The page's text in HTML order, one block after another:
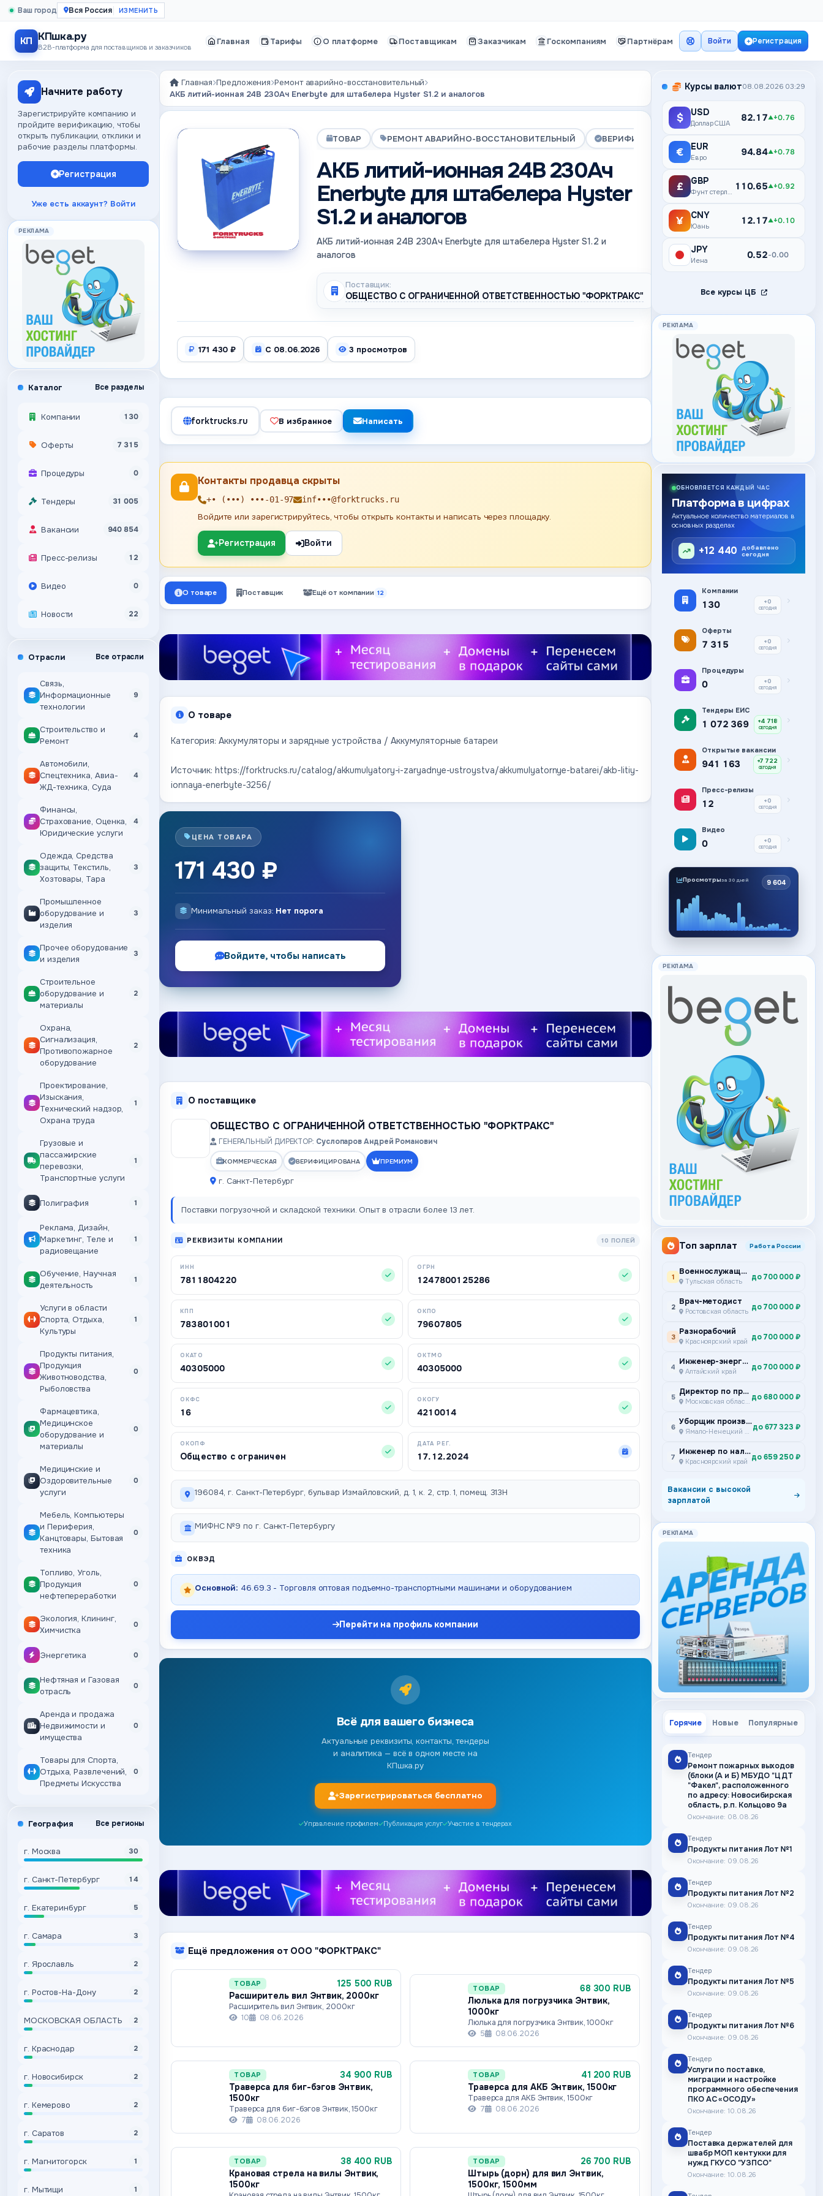
Ваш город Вся Россия
КП КПшка.ру
B2B-платформа для поставщиков и заказчиков
Главная Тарифы О платформе Поставщикам Заказчикам Госкомпаниям Партнёрам Войти Регистрация
Начните работу
Зарегистрируйте компанию и
пройдите верификацию, чтобы
открыть публикации, отклики и
рабочие разделы платформы.
Регистрация
Уже есть аккаунт? Войти
РЕКЛАМА
Каталог Все разделы
Компании 130
Оферты 7 315
Процедуры 0
Тендеры 31 005
Вакансии 940 854
Пресс-релизы 12
Видео 0
Новости 22
Отрасли Все отрасли
Связь,
Информационные
технологии
9
Строительство и
Ремонт
4
Автомобили,
Спецтехника, Авиа-
ЖД-техника, Суда
4
Финансы,
Страхование, Оценка,
Юридические услуги
4
Одежда, Средства
защиты, Текстиль,
Хозтовары, Тара
3
Промышленное
оборудование и
изделия
3
Прочее оборудование
и изделия
3
Строительное
оборудование и
материалы
2
Охрана,
Сигнализация,
Противопожарное
оборудование
2
Проектирование,
Изыскания,
Технический надзор,
Охрана труда
1
Грузовые и
пассажирские
перевозки,
Транспортные услуги
1
Полиграфия 1
Реклама, Дизайн,
Маркетинг, Теле и
радиовещание
1
Обучение, Научная
деятельность
1
Услуги в области
Спорта, Отдыха,
Культуры
1
Продукты питания,
Продукция
Животноводства,
Рыболовства
0
Фармацевтика,
Медицинское
оборудование и
материалы
0
Медицинские и
Оздоровительные
услуги
0
Мебель, Компьютеры
и Периферия,
Канцтовары, Бытовая
техника
0
Топливо, Уголь,
Продукция
нефтепереработки
0
Экология, Клининг,
Химчистка
0
Энергетика 0
Нефтяная и Газовая
отрасль
0
Аренда и продажа
Недвижимости и
имущества
0
Товары для Спорта,
Отдыха, Развлечений,
Предметы Искусства
0
География Все регионы
г. Москва 30
г. Санкт-Петербург 14
г. Екатеринбург 5
г. Самара 3
г. Ярославль 2
г. Ростов-На-Дону 2
МОСКОВСКАЯ ОБЛАСТЬ 2
г. Краснодар 2
г. Новосибирск 2
г. Кемерово 2
г. Саратов 2
г. Магнитогорск 1
г. Мытищи 1
Главная Предложения Ремонт аварийно-восстановительный
АКБ литий-ионная 24В 230Ач Enerbyte для штабелера Hyster S1.2 и аналогов
ТОВАР РЕМОНТ АВАРИЙНО-ВОССТАНОВИТЕЛЬНЫЙ ВЕРИФИЦИРОВАНА
АКБ литий-ионная 24В 230Ач
Enerbyte для штабелера Hyster
S1.2 и аналогов
АКБ литий-ионная 24В 230Ач Enerbyte для штабелера Hyster S1.2 и
аналогов
Поставщик:
ОБЩЕСТВО С ОГРАНИЧЕННОЙ ОТВЕТСТВЕННОСТЬЮ "ФОРКТРАКС"
171 430 ₽ С 08.06.2026 3 просмотров
forktrucks.ru В избранное Написать
Контакты продавца скрыты
+• (•••) •••-01-97 inf•••@forktrucks.ru
Войдите или зарегистрируйтесь, чтобы открыть контакты и написать через площадку.
Регистрация Войти
О товаре Поставщик Ещё от компании 12
О товаре
Категория: Аккумуляторы и зарядные устройства / Аккумуляторные батареи
Источник: https://forktrucks.ru/catalog/akkumulyatory-i-zaryadnye-ustroystva/akkumulyatornye-batarei/akb-litiy-
ionnaya-enerbyte-3256/
ЦЕНА ТОВАРА
171 430 ₽
Минимальный заказ: Нет порога
Войдите, чтобы написать
О поставщике
ОБЩЕСТВО С ОГРАНИЧЕННОЙ ОТВЕТСТВЕННОСТЬЮ "ФОРКТРАКС"
ГЕНЕРАЛЬНЫЙ ДИРЕКТОР: Суслопаров Андрей Романович
КОММЕРЧЕСКАЯ ВЕРИФИЦИРОВАНА ПРЕМИУМ
г. Санкт-Петербург
Поставки погрузочной и складской техники. Опыт в отрасли более 13 лет.
РЕКВИЗИТЫ КОМПАНИИ 10 ПОЛЕЙ
ИНН
7811804220
ОГРН
1247800125286
КПП
783801001
ОКПО
79607805
ОКАТО
40305000
ОКТМО
40305000
ОКФС
16
ОКОГУ
4210014
ОКОПФ
Общество с ограничен
ДАТА РЕГ.
17.12.2024
196084, г. Санкт-Петербург, бульвар Измайловский, д. 1, к. 2, стр. 1, помещ. 313Н
МИФНС №9 по г. Санкт-Петербургу
ОКВЭД
Основной: 46.69.3 - Торговля оптовая подъемно-транспортными машинами и оборудованием
Перейти на профиль компании
Всё для вашего бизнеса
Актуальные реквизиты, контакты, тендеры
и аналитика — всё в одном месте на
КПшка.ру
Зарегистрироваться бесплатно
Управление профилем Публикация услуг Участие в тендерах
Ещё предложения от ООО "ФОРКТРАКС"
ТОВАР
125 500 RUB
Расширитель вил Энтвик, 2000кг
Расширитель вил Энтвик, 2000кг
10
08.06.2026
ТОВАР
68 300 RUB
Люлька для погрузчика Энтвик,
1000кг
Люлька для погрузчика Энтвик, 1000кг
5
08.06.2026
ТОВАР
34 900 RUB
Траверса для биг-бэгов Энтвик,
1500кг
Траверса для биг-бэгов Энтвик, 1500кг
7
08.06.2026
ТОВАР
41 200 RUB
Траверса для АКБ Энтвик, 1500кг
Траверса для АКБ Энтвик, 1500кг
7
08.06.2026
ТОВАР
38 400 RUB
Крановая стрела на вилы Энтвик,
1500кг
ТОВАР
26 700 RUB
Штырь (дорн) для вил Энтвик,
1500кг, 1500мм
Курсы валют08.08.2026 03:29
$ USD
Доллар США 82.17▲+0.76
€ EUR
Евро 94.84▲+0.78
£ GBP
Фунт стерлингов 110.65▲+0.92
¥ CNY
Юань 12.17▲+0.10
¥ JPY
Иена 0.52–0.00
Все курсы ЦБ
РЕКЛАМА
ОБНОВЛЯЕТСЯ КАЖДЫЙ ЧАС
Платформа в цифрах
Актуальное количество материалов в
основных разделах
+12 440
добавлено
сегодня
Компании
130 +0
СЕГОДНЯ
Оферты
7 315 +0
СЕГОДНЯ
Процедуры
0 +0
СЕГОДНЯ
Тендеры ЕИС
1 072 369 +4 718
СЕГОДНЯ
Открытые вакансии
941 163 +7 722
СЕГОДНЯ
Пресс-релизы
12 +0
СЕГОДНЯ
Видео
0 +0
СЕГОДНЯ
Просмотрыза 30 дней 9 604
РЕКЛАМА
Топ зарплат Работа России
1
Военнослужащий по контракту
Тульская область до 700 000 ₽
2
Врач-методист
Ростовская область до 700 000 ₽
3
Разнорабочий
Красноярский край до 700 000 ₽
4
Инженер-энергетик
Алтайский край до 700 000 ₽
5
Директор по производству
Московская область до 680 000 ₽
6
Уборщик производственных и служебных помещений
Ямало-Ненецкий автономный округ до 677 323 ₽
7
Инженер по наладке и испытаниям Подземный участок ремонта и сервисного обслуживания самоходного дизельного оборудования Специализированное предприятие горной техники
Красноярский край до 659 250 ₽
Вакансии с высокой
зарплатой
РЕКЛАМА
Горячие Новые Популярные
Тендер
Ремонт пожарных выходов
(блоки (А и Б) МБУДО "ЦДТ
"Факел", расположенного
по адресу: Новосибирская
область, р.п. Кольцово 9а
Окончание: 08.08.26
Тендер
Продукты питания Лот №1
Окончание: 09.08.26
Тендер
Продукты питания Лот №2
Окончание: 09.08.26
Тендер
Продукты питания Лот №4
Окончание: 09.08.26
Тендер
Продукты питания Лот №5
Окончание: 09.08.26
Тендер
Продукты питания Лот №6
Окончание: 09.08.26
Тендер
Услуги по поставке,
миграции и настройке
программного обеспечения
ПКО АС «ОСОДУ»
Окончание: 10.08.26
Тендер
Поставка держателей для
швабр МОП кентукки для
нужд ГКУСО "УЗПСО"
Окончание: 10.08.26